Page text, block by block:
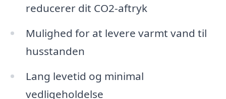
reducerer dit CO2-aftryk
Mulighed for at levere varmt vand til
husstanden
Lang levetid og minimal
vedligeholdelse